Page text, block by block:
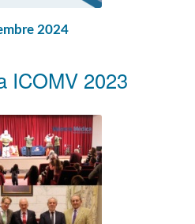
2024
ICOMV 2023